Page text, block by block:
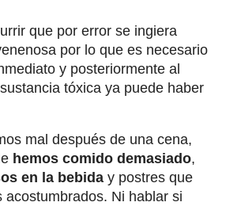
que por error se ingiera
por lo que es necesario
y posteriormente al
tóxica ya puede haber
mal después de una cena,
hemos comido demasiado,
en la bebida y postres que
acostumbrados. Ni hablar si